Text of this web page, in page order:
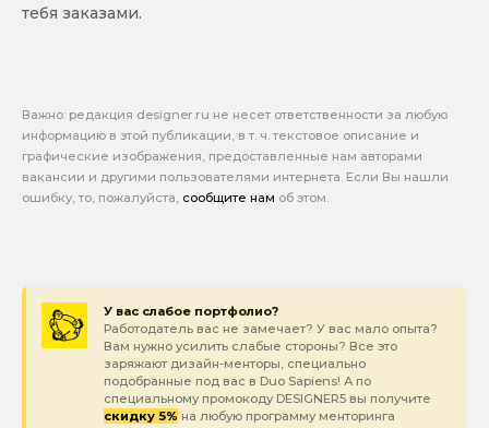
тебя заказами.
Важно: pедакция designer.ru не несет ответственности за любую
информацию в этой публикации, в т. ч. текстовое описание и
графические изображения, предоставленные нам авторами
вакансии и другими пользователями интернета. Если Вы нашли
ошибку, то, пожалуйста, сообщите нам об этом.
У вас слабое портфолио?
Работодатель вас не замечает? У вас мало опыта?
Вам нужно усилить слабые стороны? Все это
заряжают дизайн-менторы, специально
подобранные под вас в Duo Sapiens! А по
специальному промокоду DESIGNER5 вы получите
скидку 5% на любую программу менторинга